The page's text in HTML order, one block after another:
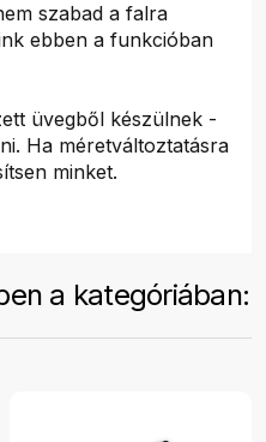
szabad a falra
ebben a funkcióban
üvegből készülnek -
Ha méretváltoztatásra
minket.
a kategóriában: